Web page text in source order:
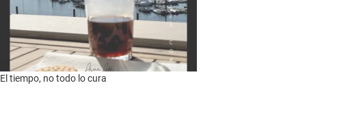
El tiempo, no todo lo cura